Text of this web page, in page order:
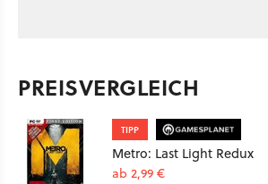
PREISVERGLEICH
TIPP
Metro: Last Light Redux
ab 2,99 €